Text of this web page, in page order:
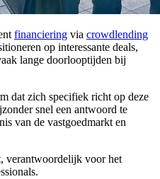
financiering via crowdlending
op interessante deals,
lange doorlooptijden bij
dat zich specifiek richt op deze
snel een antwoord te
van de vastgoedmarkt en
verantwoordelijk voor het